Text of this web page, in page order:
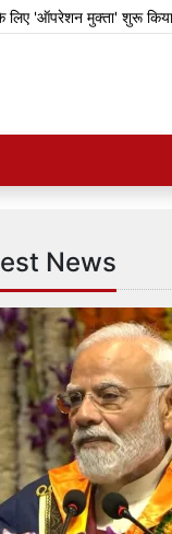
मुक्ता' शुरू किया
News